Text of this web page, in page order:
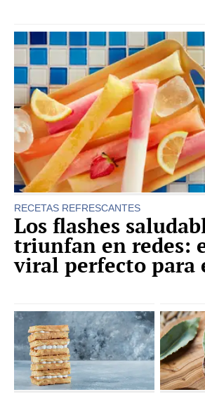
RECETAS REFRESCANTES
Los flashes
triunfan en redes:
viral perfecto para